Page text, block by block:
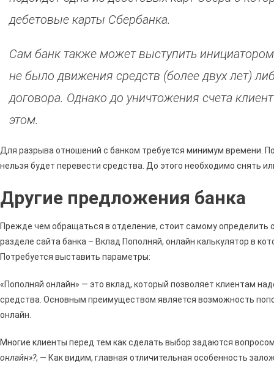
дебетовые карты Сбербанка.
Сам банк также может выступить
не было движения средств (более двух лет)
договора. Однако до уничтожения счета
этом.
Для разрыва отношений с банком требуется минимум времени.
нельзя будет перевести средства. До этого необходимо снять
Другие предложения банка
Прежде чем обращаться в отделение, стоит самому определить
разделе сайта банка – Вклад Пополняй, онлайн калькулятор в
Потребуется выставить параметры:
«Пополняй онлайн» — это вклад, который позволяет клиентам
средства. Основным преимуществом является возможность
онлайн.
Многие клиенты перед тем как сделать выбор задаются
онлайн»?, — Как видим, главная отличительная особенность